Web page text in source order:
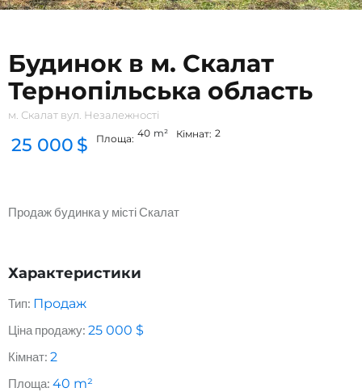
Будинок в м. Скалат
Тернопільська область
м. Скалат вул. Незалежності
25 000 $ Площа: 40 m² Кімнат: 2
Продаж будинка у місті Скалат
Характеристики
Тип: Продаж
Ціна продажу: 25 000 $
Кімнат: 2
Площа: 40 m²